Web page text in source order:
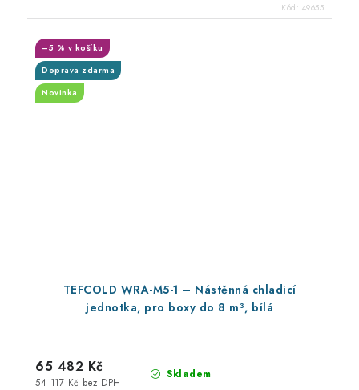
Kód: 49655
TEFCOLD WRA-M5-1 – Nástěnná chladicí
jednotka, pro boxy do 8 m³, bílá
Doprava zdarma
Novinka
–5 % v košíku
Skladem
54 117 Kč bez DPH
65 482 Kč